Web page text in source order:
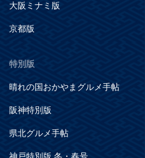
大阪ミナミ版
京都版
特別版
晴れの国おかやまグルメ手帖
阪神特別版
県北グルメ手帖